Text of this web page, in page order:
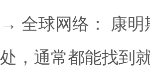
→ 全球网络： 康明
处，通常都能找到